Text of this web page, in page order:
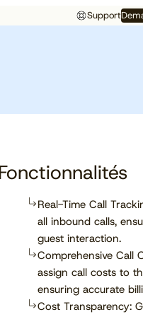
Support
conférences, salons et
Real-Time Call
all inbound calls,
guest interaction.
Comprehensive Call
assign call costs to
ensuring accurate
Cost Transparency: